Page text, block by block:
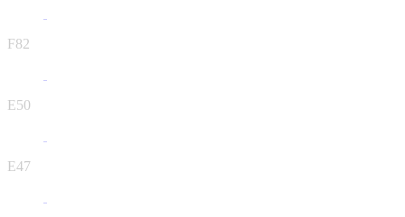
F82
E50
E47